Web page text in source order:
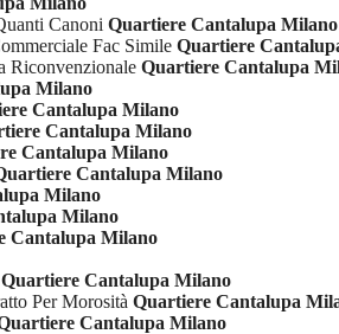
Canoni Quartiere Cantalupa Milano
Fac Simile Quartiere
Riconvenzionale Quartiere Cantalupa
Milano
Cantalupa Milano
Cantalupa Milano
Cantalupa Milano
Cantalupa Milano
Milano
Milano
Cantalupa Milano
Quartiere Cantalupa Milano
Per Morosità Quartiere Cantalupa
Cantalupa Milano